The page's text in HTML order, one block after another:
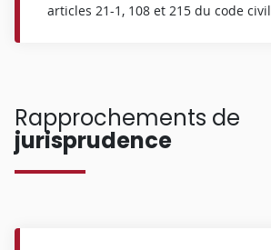
articles 21-1, 108 et 215 du code civil
Rapprochements de
jurisprudence